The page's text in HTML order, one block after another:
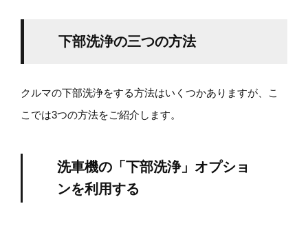
下部洗浄の三つの方法
クルマの下部洗浄をする方法はいくつかありますが、こ
こでは3つの方法をご紹介します。
洗車機の「下部洗浄」オプショ
ンを利用する